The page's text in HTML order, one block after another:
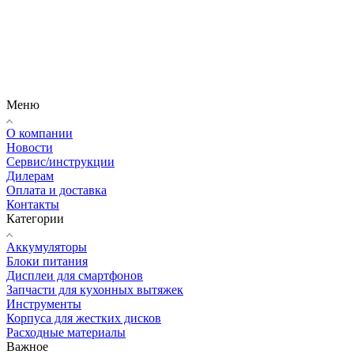
Меню
О компании
Новости
Сервис/инструкции
Дилерам
Оплата и доставка
Контакты
Категории
Аккумуляторы
Блоки питания
Дисплеи для смартфонов
Запчасти для кухонных вытяжек
Инструменты
Корпуса для жестких дисков
Расходные материалы
Важное